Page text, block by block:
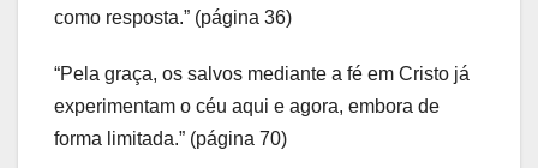
como resposta.” (página 36)
“Pela graça, os salvos mediante a fé em Cristo já
experimentam o céu aqui e agora, embora de
forma limitada.” (página 70)